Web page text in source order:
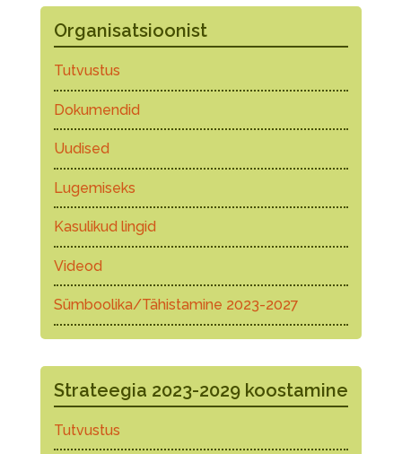
Organisatsioonist
Tutvustus
Dokumendid
Uudised
Lugemiseks
Kasulikud lingid
Videod
Sümboolika/Tähistamine 2023-2027
Strateegia 2023-2029 koostamine
Tutvustus